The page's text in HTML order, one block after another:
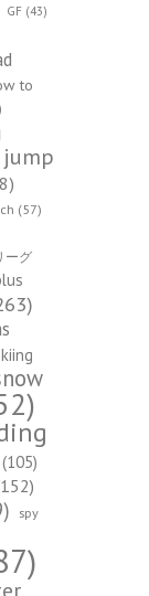
GF (43)
to
jump
(57)
ーグ
(105)
spy